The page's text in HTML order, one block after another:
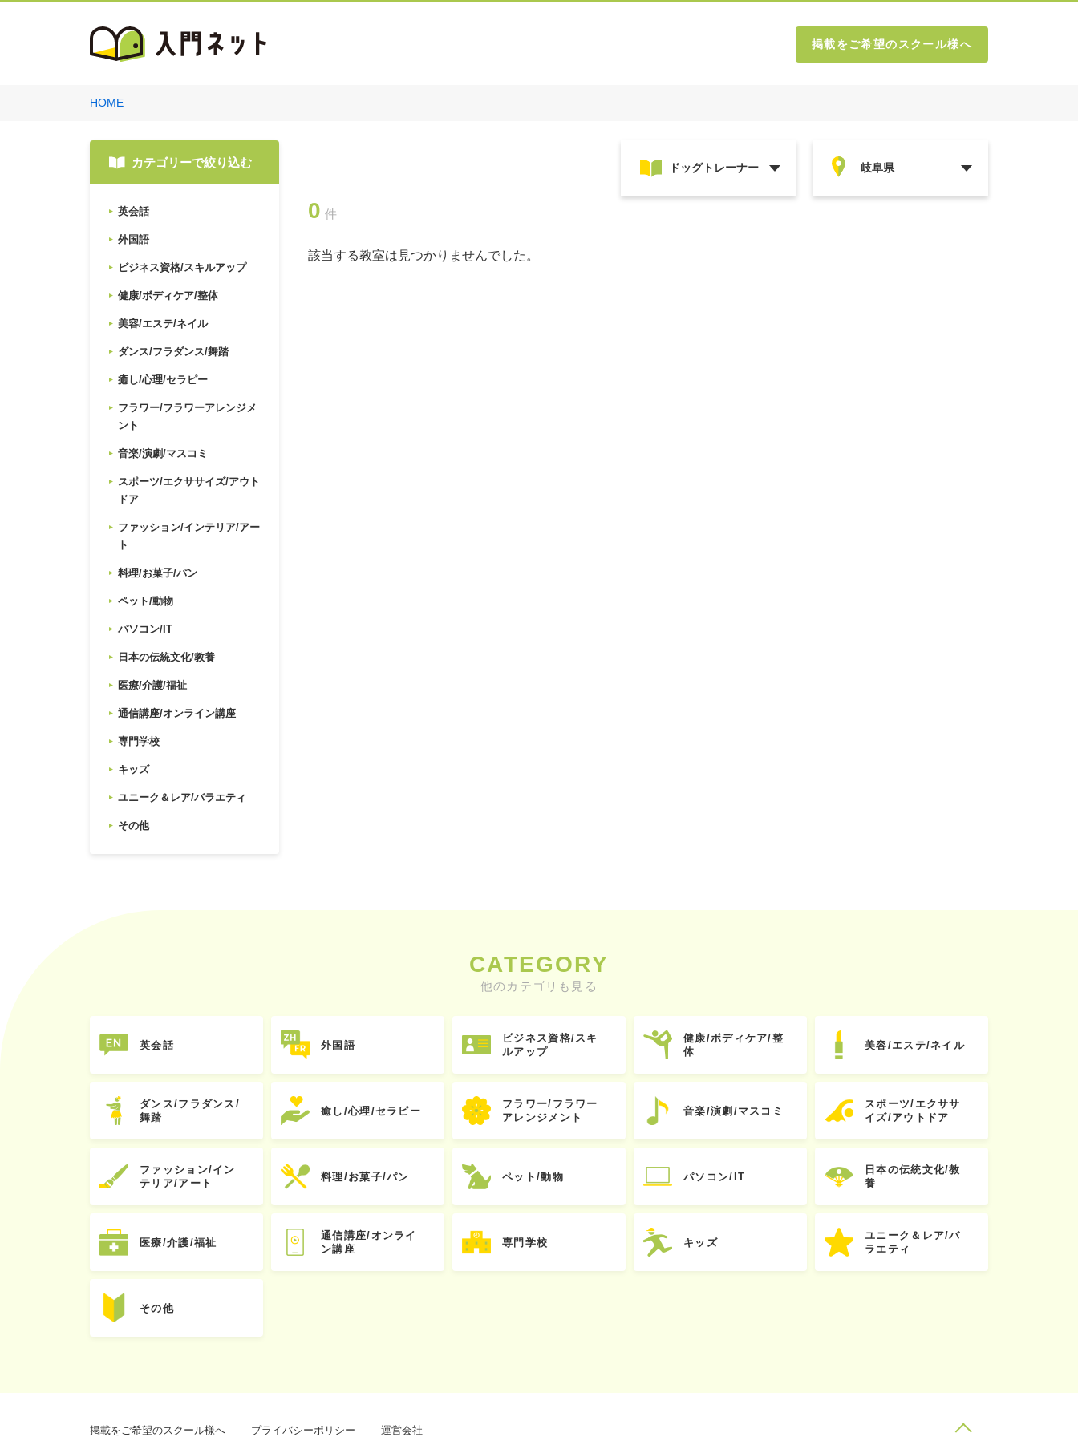
掲載をご希望のスクール様へ
HOME
カテゴリーで絞り込む
英会話
外国語
ビジネス資格/スキルアップ
健康/ボディケア/整体
美容/エステ/ネイル
ダンス/フラダンス/舞踏
癒し/心理/セラピー
フラワー/フラワーアレンジメ
ント
音楽/演劇/マスコミ
スポーツ/エクササイズ/アウト
ドア
ファッション/インテリア/アー
ト
料理/お菓子/パン
ペット/動物
パソコン/IT
日本の伝統文化/教養
医療/介護/福祉
通信講座/オンライン講座
専門学校
キッズ
ユニーク＆レア/バラエティ
その他
0 件
該当する教室は見つかりませんでした。
CATEGORY
他のカテゴリも見る
英会話 外国語
ビジネス資格/スキ
ルアップ
健康/ボディケア/整
体
美容/エステ/ネイル
ダンス/フラダンス/
舞踏
癒し/心理/セラピー
フラワー/フラワー
アレンジメント
音楽/演劇/マスコミ
スポーツ/エクササ
イズ/アウトドア
ファッション/イン
テリア/アート
料理/お菓子/パン ペット/動物 パソコン/IT
日本の伝統文化/教
養
医療/介護/福祉
通信講座/オンライ
ン講座
専門学校 キッズ
ユニーク＆レア/バ
ラエティ
その他
掲載をご希望のスクール様へ プライバシーポリシー 運営会社